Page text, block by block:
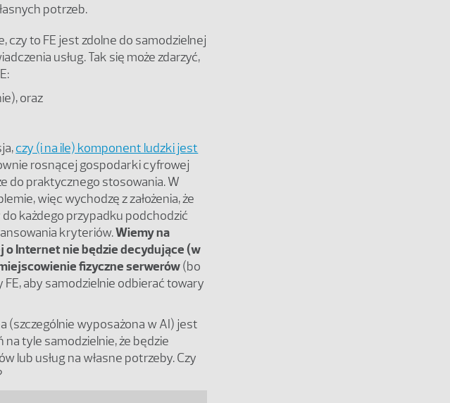
potrzeb.
czy to FE jest zdolne do samodzielnej
usług. Tak się może zdarzyć,
oraz
czy (i na ile) komponent ludzki jest
rosnącej gospodarki cyfrowej
do praktycznego stosowania. W
więc wychodzę z założenia, że
każdego przypadku podchodzić
kryteriów.Wiemy na
o Internet nie będzie decydujące (w
fizyczne serwerów(bo
aby samodzielnie odbierać towary
(szczególnie wyposażona w AI) jest
na tyle samodzielnie, że będzie
lub usług na własne potrzeby. Czy